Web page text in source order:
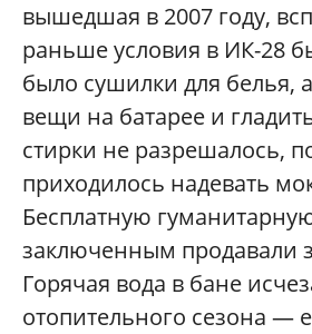
вышедшая в 2007 году,
раньше условия в ИК-28
было сушилки для белья,
вещи на батарее и
стирки не разрешалось,
приходилось надевать
Бесплатную
заключенным продавали
Горячая вода в бане
отопительного сезона —